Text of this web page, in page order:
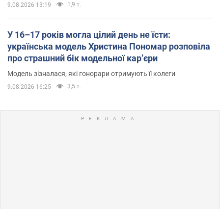
9.08.2026 13:19 1,9 т.
У 16–17 років могла цілий день не їсти:
українська модель Христина Пономар розповіла
про страшний бік модельної кар’єри
Модель зізналася, які гонорари отримують її колеги
9.08.2026 16:25 3,5 т.